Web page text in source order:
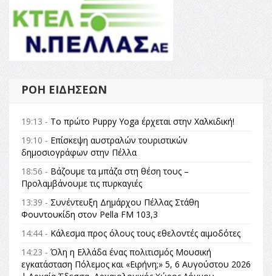
ΡΟΉ ΕΙΔΉΣΕΩΝ
19:13 - Το πρώτο Puppy Yoga έρχεται στην Χαλκιδική!
19:10 - Επίσκεψη αυστραλών τουριστικών
δημοσιογράφων στην Πέλλα
18:56 - Βάζουμε τα μπάζα στη θέση τους –
Προλαμβάνουμε τις πυρκαγιές
13:39 - Συνέντευξη Δημάρχου Πέλλας Στάθη
Φουντουκίδη στον Pella FM 103,3
14:44 - Κάλεσμα προς όλους τους εθελοντές αιμοδότες
14:23 - Όλη η Ελλάδα ένας πολιτισμός Μουσική
εγκατάσταση Πόλεμος και «Ειρήνη;» 5, 6 Αυγούστου 2026